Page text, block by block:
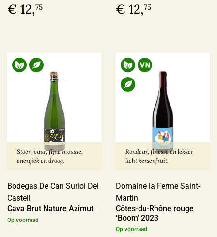
€ 12,75 € 12,75
Stoer, puur, fijne mousse,
energiek en droog.
Bodegas De Can Suriol Del
Castell
Cava Brut Nature Azimut
Op voorraad
Rondeur, finesse en lekker
licht kersenfruit.
Domaine la Ferme Saint-
Martin
Côtes-du-Rhône rouge
‘Boom’ 2023
Op voorraad